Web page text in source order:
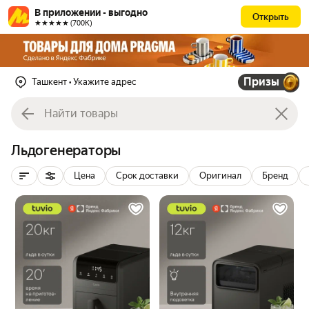
В приложении - выгодно
★★★★★ (700К)
Открыть
Ташкент • Укажите адрес Призы
Льдогенераторы
Цена Срок доставки Оригинал Бренд